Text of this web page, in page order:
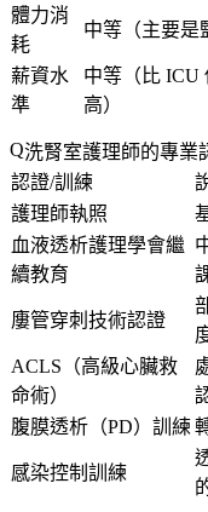
體力消
耗
中等（主要是
薪資水
準
中等（比 ICU
高）
洗腎室護理師的專業
認證/訓練
護理師執照
血液透析護理學會繼
續教育
廔管穿刺技術認證
ACLS（高級心臟救
命術）
腹膜透析（PD）訓練
感染控制訓練